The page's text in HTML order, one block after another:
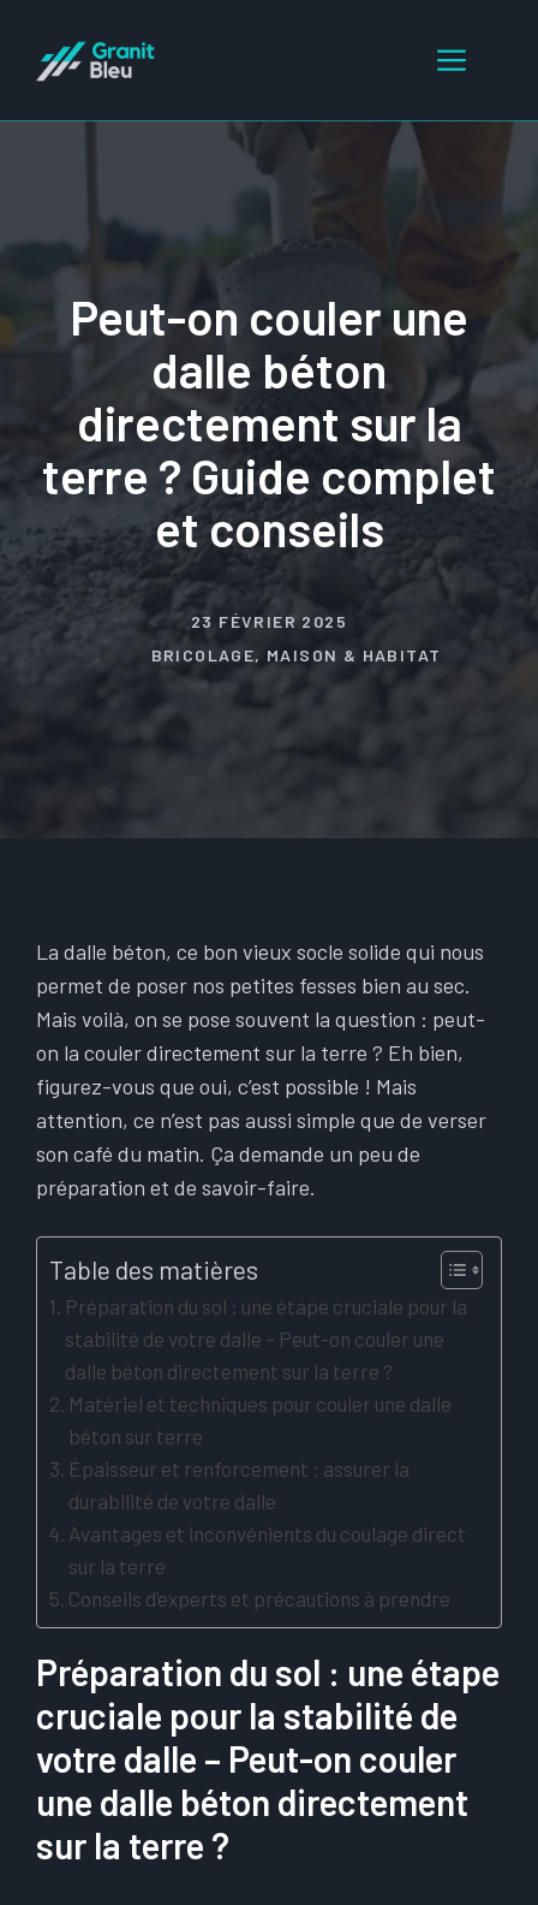
contenu
Menu
Peut-on couler une
dalle béton
directement sur la
terre ? Guide complet
et conseils
23 FÉVRIER 2025
BRICOLAGE, MAISON & HABITAT
La dalle béton, ce bon vieux socle solide qui nous
permet de poser nos petites fesses bien au sec.
Mais voilà, on se pose souvent la question : peut-
on la couler directement sur la terre ? Eh bien,
figurez-vous que oui, c’est possible ! Mais
attention, ce n’est pas aussi simple que de verser
son café du matin. Ça demande un peu de
préparation et de savoir-faire.
Table des matières
Préparation du sol : une étape cruciale pour la
stabilité de votre dalle – Peut-on couler une
dalle béton directement sur la terre ?
Matériel et techniques pour couler une dalle
béton sur terre
Épaisseur et renforcement : assurer la
durabilité de votre dalle
Avantages et inconvénients du coulage direct
sur la terre
Conseils d’experts et précautions à prendre
Préparation du sol : une étape
cruciale pour la stabilité de
votre dalle – Peut-on couler
une dalle béton directement
sur la terre ?